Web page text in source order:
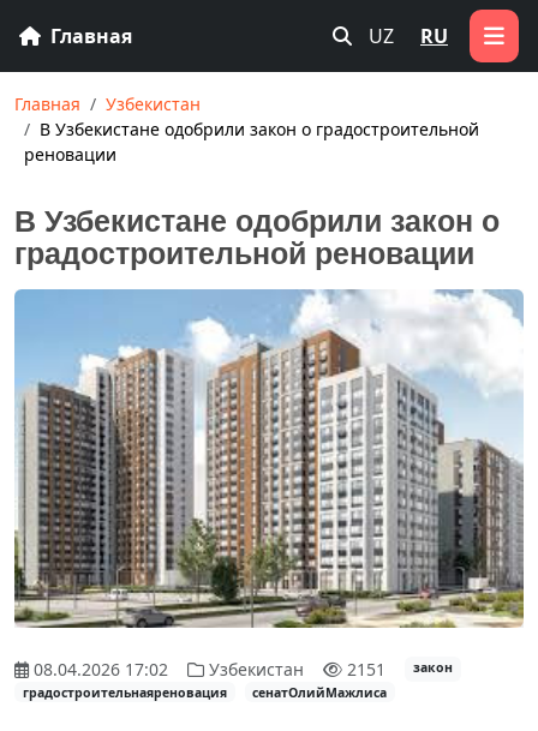
Главная UZ RU
Главная
Узбекистан
В Узбекистане одобрили закон о градостроительной
реновации
В Узбекистане одобрили закон о
градостроительной реновации
08.04.2026 17:02 Узбекистан 2151
закон
градостроительнаяреновация
сенатОлийМажлиса